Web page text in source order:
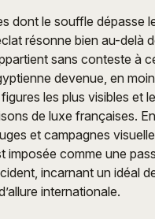
dont le souffle dépasse
résonne bien au-delà
sans conteste à
devenue, en
les plus visibles et
de luxe françaises.
et campagnes
imposée comme une
incarnant un idéal
internationale.